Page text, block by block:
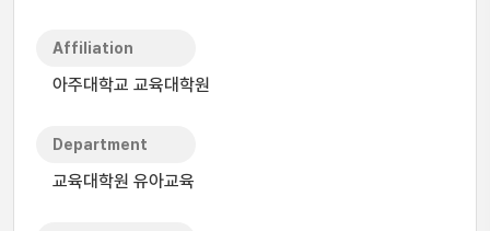
Affiliation
아주대학교 교육대학원
Department
교육대학원 유아교육